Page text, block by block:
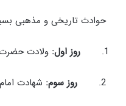
حوادث تاریخی و مذهبی
1. روز اول: ولادت حضرت
روز سوم: شهادت امام